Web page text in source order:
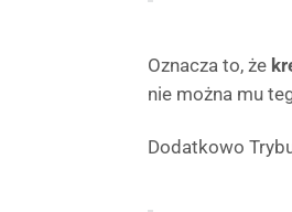
Oznacza to, że
nie można mu
Dodatkowo